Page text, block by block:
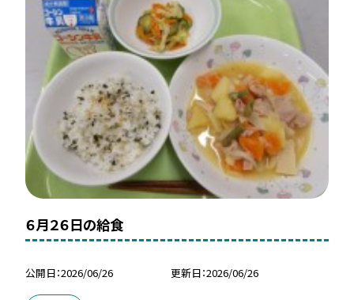
６月２６日の給食
公開日 2026/06/26 更新日 2026/06/26